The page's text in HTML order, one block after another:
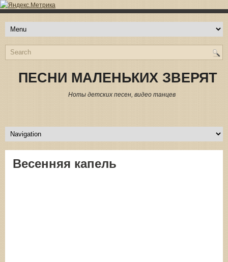
ПЕСНИ МАЛЕНЬКИХ ЗВЕРЯТ
Ноты детских песен, видео танцев
Весенняя капель